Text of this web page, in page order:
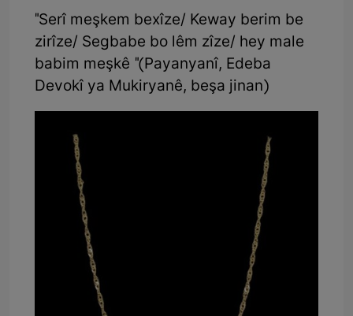
"Serî meşkem bexîze/ Keway berim be
zirîze/ Segbabe bo lêm zîze/ hey male
babim meşkê "(Payanyanî, Edeba
Devokî ya Mukiryanê, beşa jinan)